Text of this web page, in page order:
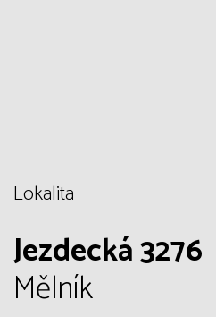
Lokalita
Jezdecká 3276
Mělník